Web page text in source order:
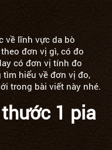
về lĩnh vực da bò
đơn vị gì, có đo
có đơn vị tính đo
hiểu về đơn vị đo,
trong bài viết này nhé.
1 pia